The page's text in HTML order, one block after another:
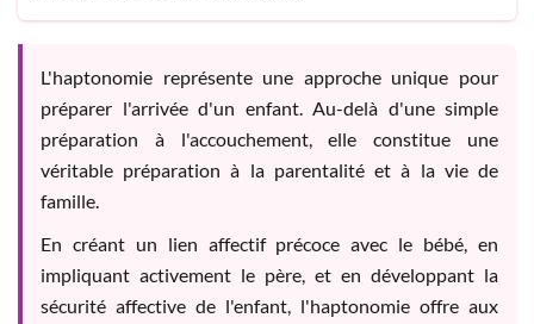
L'haptonomie représente une approche unique pour
préparer l'arrivée d'un enfant. Au-delà d'une simple
préparation à l'accouchement, elle constitue une
véritable préparation à la parentalité et à la vie de
famille.
En créant un lien affectif précoce avec le bébé, en
impliquant activement le père, et en développant la
sécurité affective de l'enfant, l'haptonomie offre aux